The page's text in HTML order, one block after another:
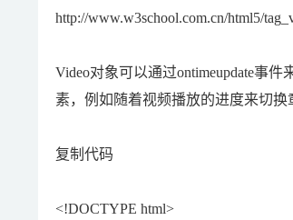
http://www.w3school.com.cn/html5/
Video对象可以通过ontimeupdate事
素，例如随着视频播放的进度来切换
复制代码
<!DOCTYPE html>